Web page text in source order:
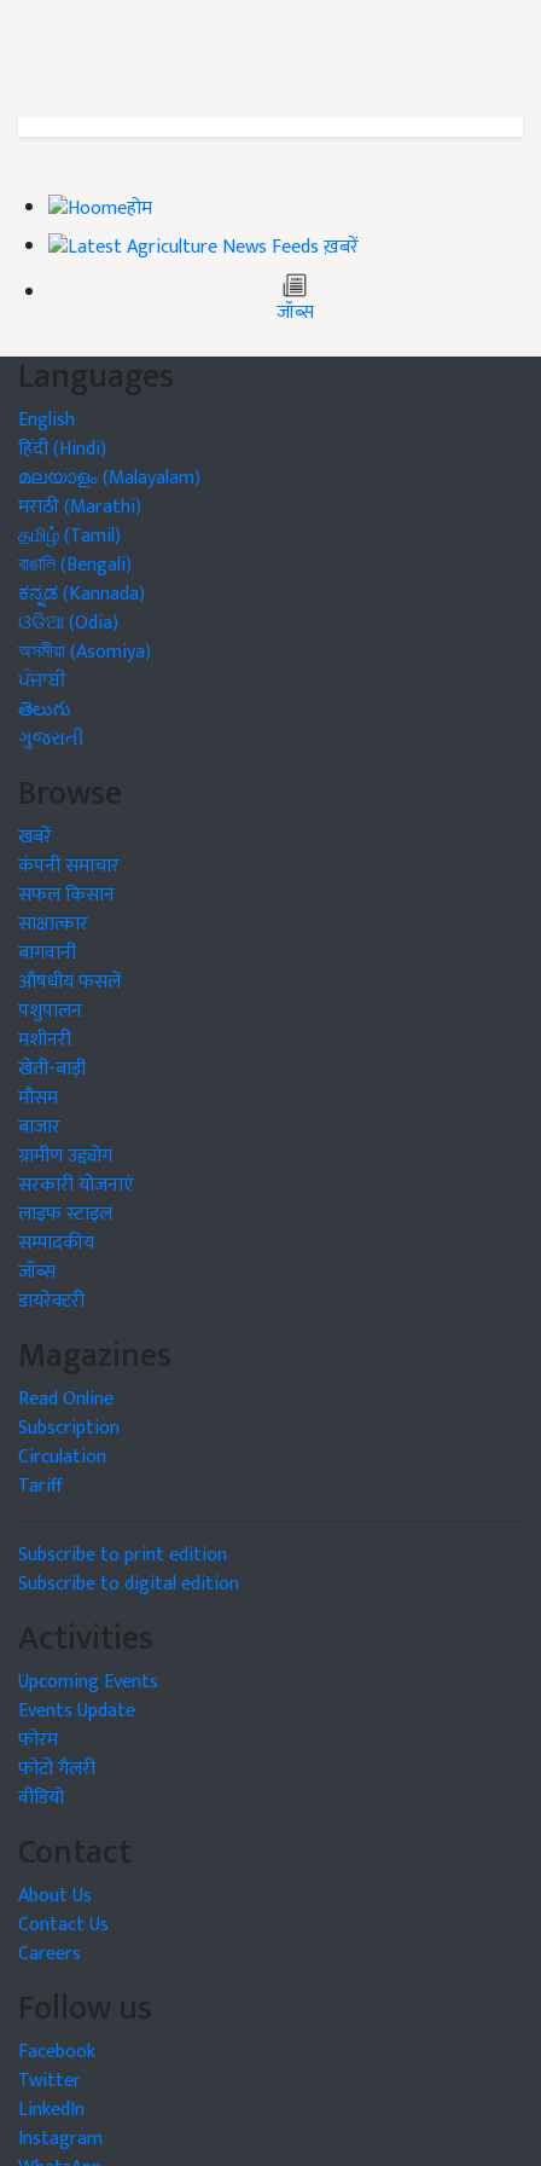
होम
ख़बरें
जॉब्स
Languages
English
हिंदी (Hindi)
മലയാളം (Malayalam)
मराठी (Marathi)
தமிழ் (Tamil)
বাঙালি (Bengali)
ಕನ್ನಡ (Kannada)
ଓଡିଆ (Odia)
অসমীয়া (Asomiya)
ਪੰਜਾਬੀ
తెలుగు
ગુજરાતી
Browse
खबरें
कंपनी समाचार
सफल किसान
साक्षात्कार
बागवानी
औषधीय फसलें
पशुपालन
मशीनरी
खेती-बाड़ी
मौसम
बाजार
ग्रामीण उद्द्योग
सरकारी योजनाएं
लाइफ स्टाइल
सम्पादकीय
जॉब्स
डायरेक्टरी
Magazines
Read Online
Subscription
Circulation
Tariff
Subscribe to print edition
Subscribe to digital edition
Activities
Upcoming Events
Events Update
फोरम
फोटो गैलरी
वीडियो
Contact
About Us
Contact Us
Careers
Follow us
Facebook
Twitter
LinkedIn
Instagram